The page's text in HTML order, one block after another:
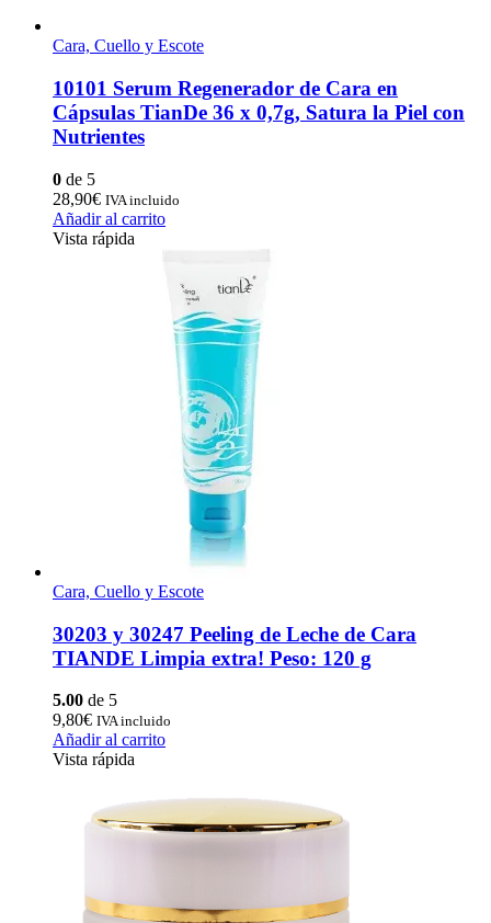
Cara, Cuello y Escote
10101 Serum Regenerador de Cara en
Cápsulas TianDe 36 x 0,7g, Satura la Piel con
Nutrientes
0 de 5
28,90€ IVA incluido
Añadir al carrito
Vista rápida
Cara, Cuello y Escote
30203 y 30247 Peeling de Leche de Cara
TIANDE Limpia extra! Peso: 120 g
5.00 de 5
9,80€ IVA incluido
Añadir al carrito
Vista rápida